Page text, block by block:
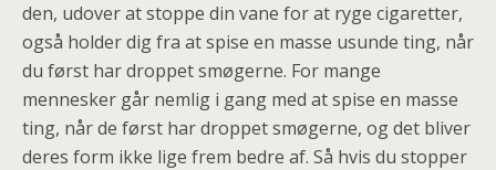
den, udover at stoppe din vane for at ryge cigaretter,
også holder dig fra at spise en masse usunde ting, når
du først har droppet smøgerne. For mange
mennesker går nemlig i gang med at spise en masse
ting, når de først har droppet smøgerne, og det bliver
deres form ikke lige frem bedre af. Så hvis du stopper